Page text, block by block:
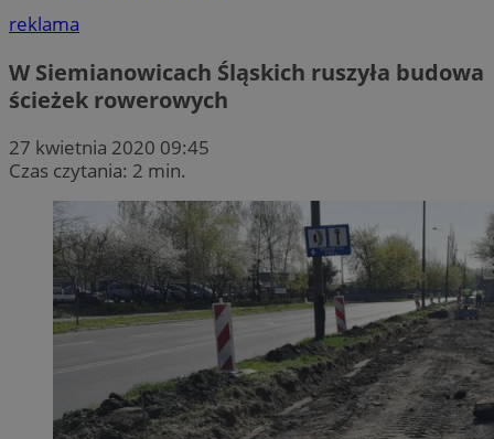
reklama
W Siemianowicach Śląskich ruszyła budowa
ścieżek rowerowych
27 kwietnia 2020 09:45
Czas czytania: 2 min.